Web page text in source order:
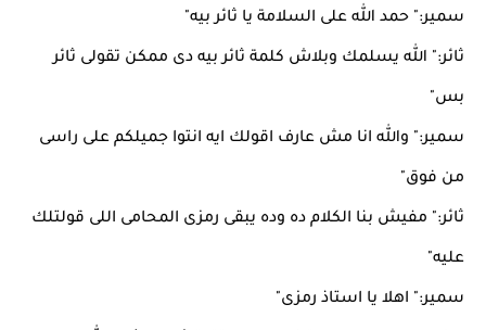
سمير:" حمد الله على السلامة يا ثائر بيه"
ثائر:" الله يسلمك وبلاش كلمة ثائر بيه دى ممكن تقولى ثائر
بس"
سمير:" والله انا مش عارف اقولك ايه انتوا جميلكم على راسى
من فوق"
ثائر:" مفيش بنا الكلام ده وده يبقى رمزى المحامى اللى قولتلك
عليه"
سمير:" اهلا يا استاذ رمزى"